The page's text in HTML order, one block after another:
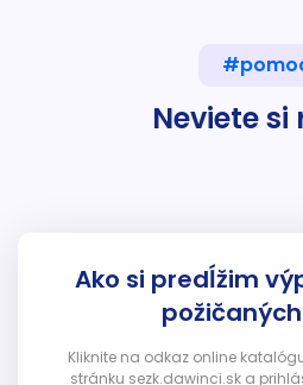
Neviete si
Ako si predĺžim
Kliknite na odkaz online
stránku sezk.dawinci.sk a